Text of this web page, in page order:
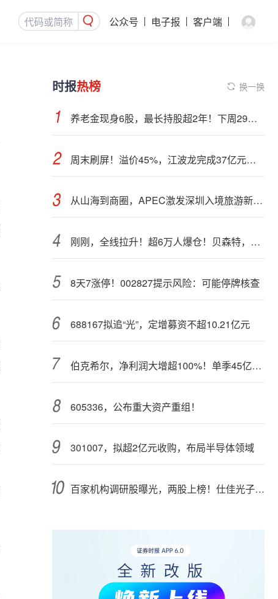
公众号 电子报 客户端
时报热榜 换一换
养老金现身6股，最长持股超2年！下周29股面临解禁（附股）
周末刷屏！溢价45%，江波龙完成37亿元定增事项
从山海到商圈，APEC激发深圳入境旅游新活力
刚刚，全线拉升！超6万人爆仓！贝森特，突然发声
8天7涨停！002827提示风险：可能停牌核查
688167拟追“光”，定增募资不超10.21亿元
伯克希尔，净利润大增超100%！单季45亿美元回购
605336，公布重大资产重组！
301007，拟超2亿元收购，布局半导体领域
百家机构调研股曝光，两股上榜！仕佳光子半年报业绩高增长